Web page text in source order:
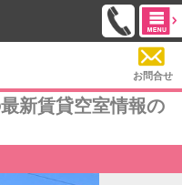
お問合せ
新賃貸空室情報の